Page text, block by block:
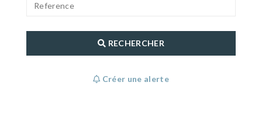
RECHERCHER
Créer une alerte